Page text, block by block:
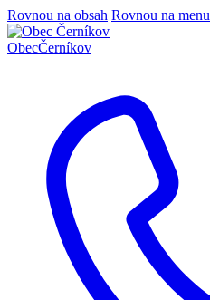
Rovnou na obsah Rovnou na menu
ObecČerníkov